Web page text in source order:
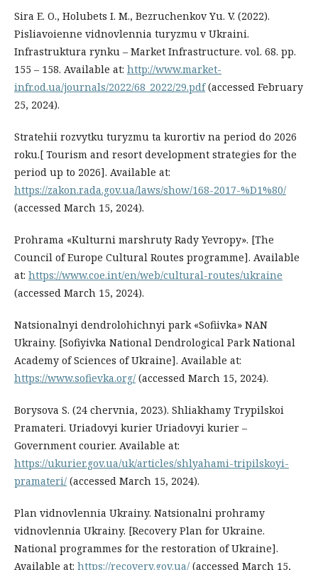
Sira E. O., Holubets I. M., Bezruchenkov Yu. V. (2022).
Pisliavoienne vidnovlennia turyzmu v Ukraini.
Infrastruktura rynku – Market Infrastructure. vol. 68. pp.
155 – 158. Available at: http://www.market-
infr.od.ua/journals/2022/68_2022/29.pdf(accessed February
25, 2024).
Stratehii rozvytku turyzmu ta kurortiv na period do 2026
roku.[ Tourism and resort development strategies for the
period up to 2026]. Available at:
https://zakon.rada.gov.ua/laws/show/168-2017-%D1%80/
(accessed March 15, 2024).
Prohrama «Kulturni marshruty Rady Yevropy». [The
Council of Europe Cultural Routes programme]. Available
at: https://www.coe.int/en/web/cultural-routes/ukraine
(accessed March 15, 2024).
Natsionalnyi dendrolohichnyi park «Sofiivka» NAN
Ukrainy. [Sofiyivka National Dendrological Park National
Academy of Sciences of Ukraine]. Available at:
https://www.sofievka.org/ (accessed March 15, 2024).
Borysova S. (24 chervnia, 2023). Shliakhamy Trypilskoi
Pramateri. Uriadovyi kurier Uriadovyi kurier –
Government courier. Available at:
https://ukurier.gov.ua/uk/articles/shlyahami-tripilskoyi-
pramateri/ (accessed March 15, 2024).
Plan vidnovlennia Ukrainy. Natsionalni prohramy
vidnovlennia Ukrainy. [Recovery Plan for Ukraine.
National programmes for the restoration of Ukraine].
Available at: https://recovery.gov.ua/ (accessed March 15,